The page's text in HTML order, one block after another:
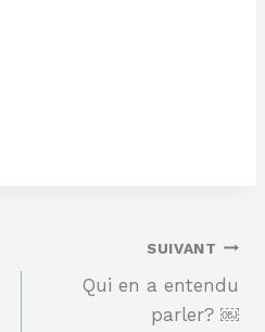
SUIVANT
Qui en a entendu
parler? ￼